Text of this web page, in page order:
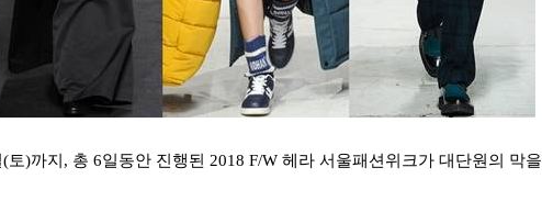
토)까지, 총 6일동안 진행된 2018 F/W 헤라 서울패션위크가 대단원의 막을